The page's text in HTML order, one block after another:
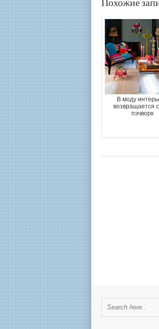
Похожие
В моду
возвращается
пэчворк